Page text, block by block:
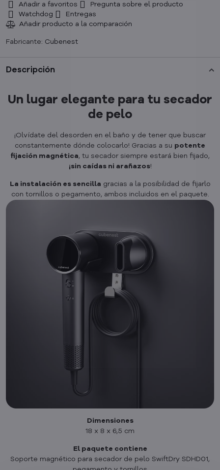
Añadir a favoritos
Pregunta sobre el producto
Watchdog
Entregas
Fabricante: Cubenest
Descripción
Un lugar elegante para tu secador
de pelo
¡Olvídate del desorden en el baño y de tener que buscar
constantemente dónde colocarlo! Gracias a su potente
fijación magnética, tu secador siempre estará bien fijado,
¡sin caídas ni arañazos!
La instalación es sencilla gracias a la posibilidad de fijarlo
con tornillos o pegamento, ambos incluidos en el paquete.
Dimensiones
18 x 8 x 6,5 cm
El paquete contiene
Soporte magnético para secador de pelo SwiftDry SDHD01,